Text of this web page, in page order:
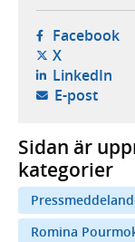
Facebook-
X- öppnas i
LinkedIn-
E-post-
Sidan är
kategorier
Romina